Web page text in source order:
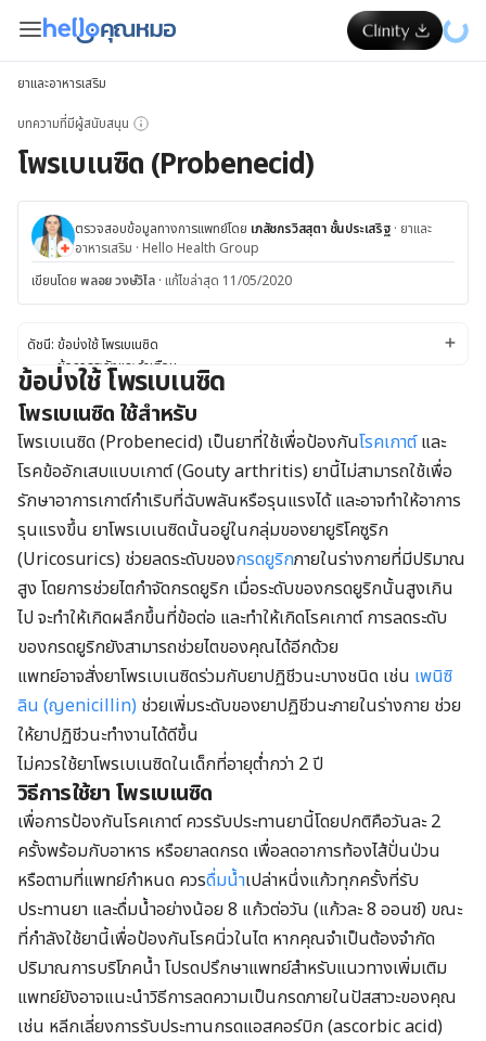
ยาและอาหารเสริม
บทความที่มีผู้สนับสนุน
โพรเบเนซิด (Probenecid)
ตรวจสอบข้อมูลทางการแพทย์โดย เภสัชกรวิสสุตา ชั้นประเสริฐ · ยาและ
อาหารเสริม · Hello Health Group
เขียนโดย พลอย วงษ์วิไล · แก้ไขล่าสุด 11/05/2020
ดัชนี: ข้อบ่งใช้ โพรเบเนซิด
ข้อควรระวังและคำเตือน
ผลข้างเคียง
ปฏิกิริยาของยา
ขนาดยา
ข้อบ่งใช้ โพรเบเนซิด
โพรเบเนซิด ใช้สำหรับ
โพรเบเนซิด (Probenecid) เป็นยาที่ใช้เพื่อป้องกันโรคเกาต์และ
โรคข้ออักเสบแบบเกาต์ (Gouty arthritis) ยานี้ไม่สามารถใช้เพื่อ
รักษาอาการเกาต์กำเริบที่ฉับพลันหรือรุนแรงได้ และอาจทำให้อาการ
รุนแรงขึ้น ยาโพรเบเนซิดนั้นอยู่ในกลุ่มของยายูริโคซูริก
(Uricosurics) ช่วยลดระดับของกรดยูริกภายในร่างกายที่มีปริมาณ
สูง โดยการช่วยไตกำจัดกรดยูริก เมื่อระดับของกรดยูริกนั้นสูงเกิน
ไป จะทำให้เกิดผลึกขึ้นที่ข้อต่อ และทำให้เกิดโรคเกาต์ การลดระดับ
ของกรดยูริกยังสามารถช่วยไตของคุณได้อีกด้วย
แพทย์อาจสั่งยาโพรเบเนซิดร่วมกับยาปฏิชีวนะบางชนิด เช่น เพนิซิ
ลิน (ญenicillin) ช่วยเพิ่มระดับของยาปฏิชีวนะภายในร่างกาย ช่วย
ให้ยาปฏิชีวนะทำงานได้ดีขึ้น
ไม่ควรใช้ยาโพรเบเนซิดในเด็กที่อายุต่ำกว่า 2 ปี
วิธีการใช้ยา โพรเบเนซิด
เพื่อการป้องกันโรคเกาต์ ควรรับประทานยานี้โดยปกติคือวันละ 2
ครั้งพร้อมกับอาหาร หรือยาลดกรด เพื่อลดอาการท้องไส้ปั่นป่วน
หรือตามที่แพทย์กำหนด ควรดื่มน้ำเปล่าหนึ่งแก้วทุกครั้งที่รับ
ประทานยา และดื่มน้ำอย่างน้อย 8 แก้วต่อวัน (แก้วละ 8 ออนซ์) ขณะ
ที่กำลังใช้ยานี้เพื่อป้องกันโรคนิ่วในไต หากคุณจำเป็นต้องจำกัด
ปริมาณการบริโภคน้ำ โปรดปรึกษาแพทย์สำหรับแนวทางเพิ่มเติม
แพทย์ยังอาจแนะนำวิธีการลดความเป็นกรดภายในปัสสาวะของคุณ
เช่น หลีกเลี่ยงการรับประทานกรดแอสคอร์บิก (ascorbic acid)